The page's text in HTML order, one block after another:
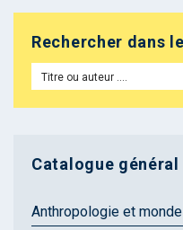
Rechercher dans
Catalogue général
Anthropologie et